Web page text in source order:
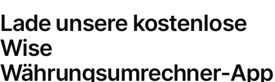
Lade unsere kostenlose
Wise
Währungsumrechner-App